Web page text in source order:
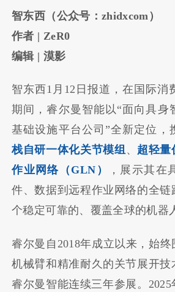
智东西（公众号：zhidxcom）
作者 | ZeR0
编辑 | 漠影
智东西1月12日报道，在国际消
期间，睿尔曼智能以“面向具身
基础设施平台公司”全新定位，
栈自研一体化关节模组、 超轻量
作业网络（GLN）
，展示其在
件、数据到远程作业网络的全
个稳定可靠的、覆盖全球的机器
睿尔曼自2018年成立以来，始
机械臂和精准耐久的关节展开
睿尔曼智能连续三年参展。